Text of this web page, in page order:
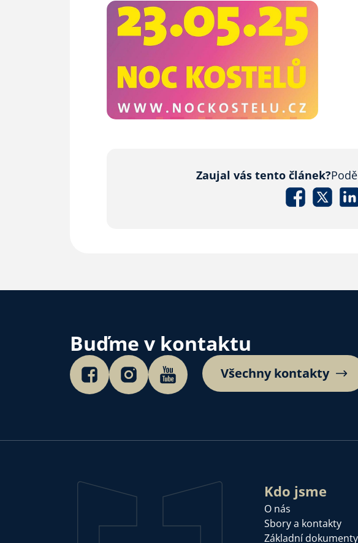
Zaujal vás tento článek?
Buďme v kontaktu
Všechny kontakty
Kdo jsme
O nás
Sbory a kontakty
Základní dokumenty